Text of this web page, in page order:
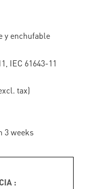
y enchufable
IEC 61643-11
tax)
3 weeks
: